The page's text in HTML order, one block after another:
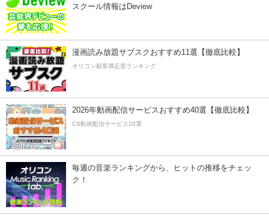
スクール情報はDeview
漫画読み放題サブスクおすすめ11選【徹底比較】
オリコン顧客満足度ランキング
2026年動画配信サービスおすすめ40選【徹底比較】
CS動画配信サービス20選
毎週の音楽ランキングから、ヒットの推移をチェッ
ク！